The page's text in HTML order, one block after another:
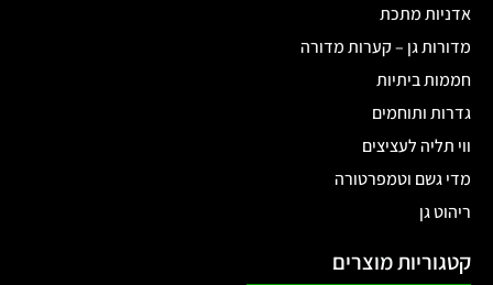
אדניות מתכת
מדורות גן – קערות מדורה
חממות ביתיות
גדרות ותוחמים
ווי תליה לעציצים
מדי גשם וטמפרטורה
ריהוט גן
קטגוריות מוצרים